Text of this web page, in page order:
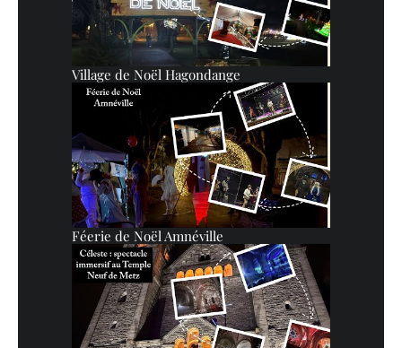
Village de Noël Hagondange
Féerie de Noël Amnéville